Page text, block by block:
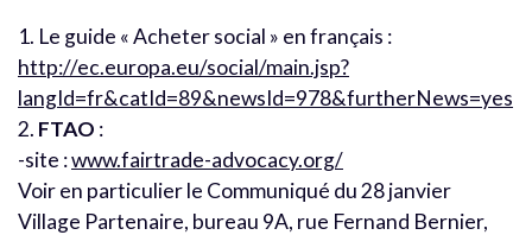
1. Le guide « Acheter social » en français :
http://ec.europa.eu/social/main.jsp?
langId=fr&catId=89&newsId=978&furtherNews=yes
2. FTAO :
-site :www.fairtrade-advocacy.org/
Voir en particulier le Communiqué du 28 janvier
Village Partenaire, bureau 9A, rue Fernand Bernier,